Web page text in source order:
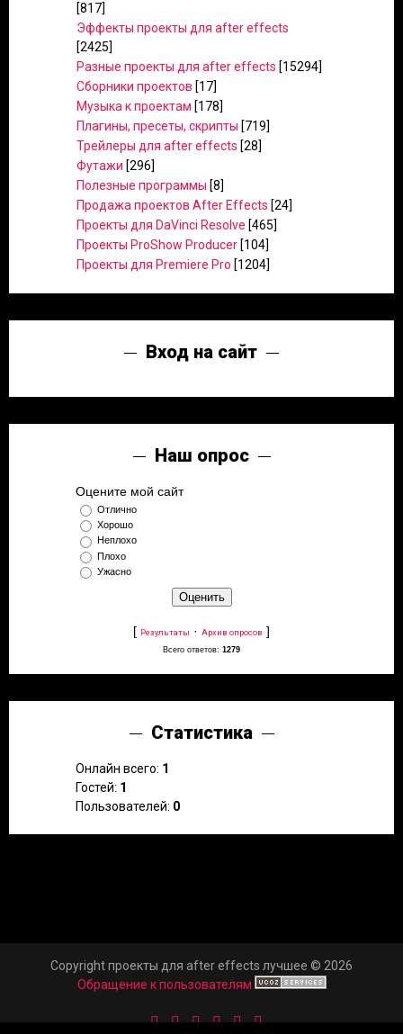
[817]
Эффекты проекты для after effects
[2425]
Разные проекты для after effects [15294]
Сборники проектов [17]
Музыка к проектам [178]
Плагины, пресеты, скрипты [719]
Трейлеры для after effects [28]
Футажи [296]
Полезные программы [8]
Продажа проектов After Effects [24]
Проекты для DaVinci Resolve [465]
Проекты ProShow Producer [104]
Проекты для Premiere Pro [1204]
Вход на сайт
Наш опрос
Оцените мой сайт
Отлично
Хорошо
Неплохо
Плохо
Ужасно
[ Результаты · Архив опросов ]
Всего ответов: 1279
Статистика
Онлайн всего: 1
Гостей: 1
Пользователей: 0
Copyright проекты для after effects лучшее © 2026
Обращение к пользователям